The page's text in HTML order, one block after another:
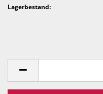
Lagerbestand: